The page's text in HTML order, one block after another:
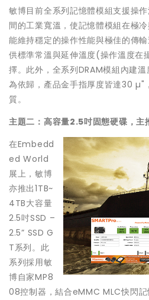
敏博目前全系列記憶體模組支援操
間的工業寬溫，使記憶體模組在極
能維持穩定的操作性能與極佳的傳
供標準常溫與延伸溫度(操作溫度
擇。此外，全系列DRAM模組內建
為依歸，產品金手指厚度皆達30 µ"
質。
主題二： 高容量2.5吋固態硬碟，主
在Embedd
ed World
展上，敏博
亦推出1TB~
4TB大容量
2.5吋SSD –
2.5” SSD G
T系列。此
系列採用敏
博自家MP8
08控制器，結合eMMC MLC快閃記